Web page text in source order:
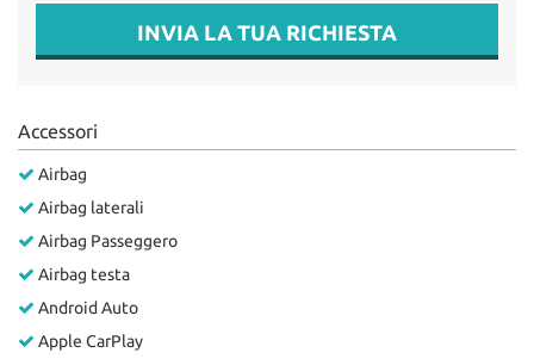
INVIA LA TUA RICHIESTA
Accessori
Airbag
Airbag laterali
Airbag Passeggero
Airbag testa
Android Auto
Apple CarPlay
cookie
Salva
impostazioni